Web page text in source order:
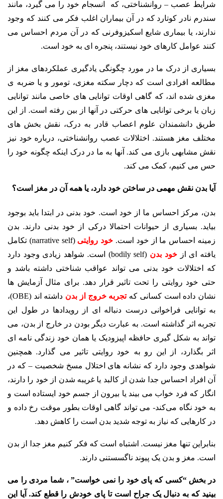
شرایط عصب – روانشناختی، که انسجام خود را می گیرد، مانند
سندرم نادر کوتارد که در آن بیماران اغلب فکر می کنند که وجود
ندارند، یا بیماری شایع اسکیزوفرنی که در آن مردم احساس می
کنند عوامل کارهای خود نیستند، پنجره ای به خود است.
بسیاری از درک ما در مورد چگونگی یادگیری عملکردهای مغز از
مطالعه افرادی است که دچار سکته مغزی، تومور و یا ضربه ی
مغزی شده اند، که گاهی اوقات توانایی های خاصی مانند توانایی
زبان یا برخی توانایی های حرکتی در آنها از بین رفته است. از این
طریق دانشمندان علوم اعصاب قادر به درک، نقش بخش های
مختلف مغز هستند. اختلالات عصب روانشناختی، درباره خود نیز
نقش مشابهی بازی می کند. آنها به ما در درک اینکه چگونه خود را
حس می کنیم، کمک می کند.
آیا بدن نقش مهمی در ساختن خود دارد، یا همه آن در مغز است؟
بدن، مرکز احساس ما از خود است. خود بدنی در ابتدا باید بوجود
بیاید. بسیاری از حیوانات احتمالا درکی از خود بدنی دارند. بدن
زمینه احساس ما از خود است. خود روایتی
(narrative self) تکامل
یافته ای ازخود بدن
(bodily self) است. شواهد زیادی وجود دارد
که اختلالات خود بدنی می تواند عواقب شناختی داشته باشد و
حتی خود روایتی را تحت تاثیر قرار دهد. برای مثال آزمایش ها
نشان داده است کسانی کهتجربه خروج از بدن
داشته اند (OBE)،
به توانایی فراخوانی درست دنباله ای از رویدادها در طول این
تجربه اثر گذاشته است. به عبارت دیگر بودن در خارج از بدن، می
تواند به شکل گیری حافظه اپیزودیک یا همان خود زندگی نامه ای
اثر بگذارد، از این رو به خود روایتی تاثیر می گذارد. همچنین
شواهدی وجود دارد که نشانه های اختلال مسخ شخصیت – که در
آن افراد احساس جدا شدن از کالبد یا غریبه شدن از خود را دارند،
انگار که فرد خواب می بیند یا بیرون از جسم خود ایستاده است و
به خود نگاه می‌کند- می تواند گاهی اوقات بطور موقت رخ داده و
در کارهایی که نیاز به توجه شدید بدن است را کاهش دهد.
بنابراین تنها مغز نیست. اشتباه است که فکر کنیم مغز جدا از بدن
است. مغز و بدن یک پیوند ناگسستنی دارند.
در بخش “کسی که پای خود را نمی خواست” ، شما مردی را می
بینید که به دنبال یک جراح است تا پای خودش را قطع کند. آیا این